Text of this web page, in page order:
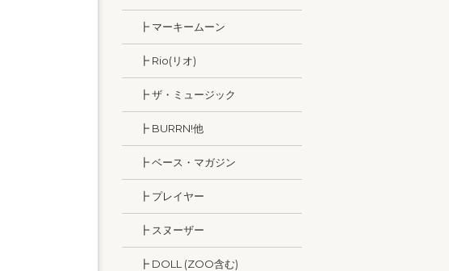
┣ マーキームーン
┣ Rio(リオ)
┣ ザ・ミュージック
┣ BURRN!他
┣ ベース・マガジン
┣ プレイヤー
┣ スヌーザー
┣ DOLL (ZOO含む)